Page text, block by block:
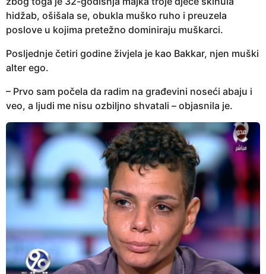
hidžab, ošišala se, obukla muško ruho i preuzela
poslove u kojima pretežno dominiraju muškarci.
Posljednje četiri godine živjela je kao Bakkar, njen muški
alter ego.
– Prvo sam počela da radim na građevini noseći abaju i
veo, a ljudi me nisu ozbiljno shvatali – objasnila je.